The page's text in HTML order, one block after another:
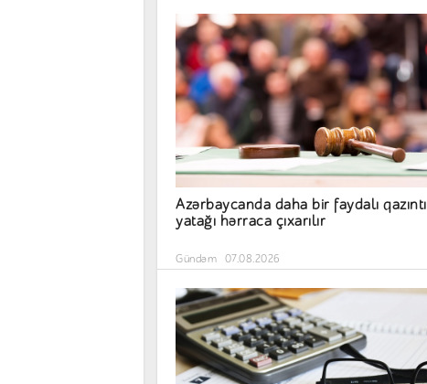
Azərbaycanda daha bir faydalı qazıntı
yatağı hərraca çıxarılır
Gündəm 07.08.2026